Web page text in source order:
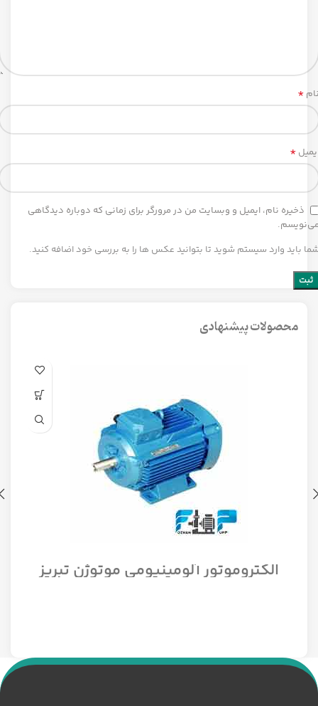
*
*
ذخیره نام، ایمیل و وبسایت من در مرورگر برای زمانی که دوباره دیدگاهی
باید وارد سیستم شوید تا بتوانید عکس ها را به بررسی خود اضافه کنید.
محصولات پیشنهادی
الکتروموتور آلومینیومی موتوژن تبریز
سه فاز مدل 1/12 اسب 1500 دور